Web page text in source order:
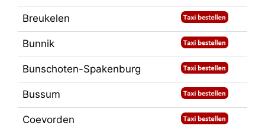
Breukelen
Bunnik
Bunschoten-Spakenburg
Bussum
Coevorden